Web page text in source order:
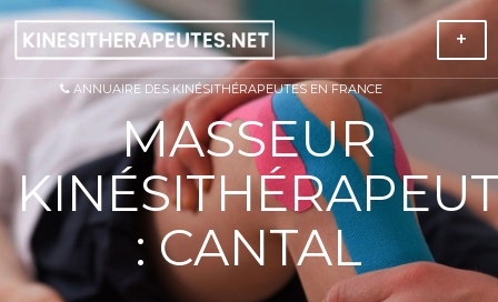
+
ANNUAIRE DES KINÉSITHÉRAPEUTES EN FRANCE
MASSEUR
: CANTAL